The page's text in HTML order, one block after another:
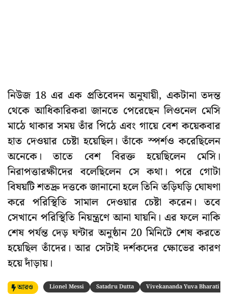
নিউজ 18 এর এক প্রতিবেদন অনুযায়ী, একটানা তদন্ত
থেকে আধিকারিকরা জানতে পেরেছেন লিওনেল মেসি
মাঠে থাকার সময় তাঁর পিঠে এবং গায়ে বেশ কয়েকবার
হাত দেওয়ার চেষ্টা হয়েছিল। তাঁকে স্পর্শও করেছিলেন
অনেকে। তাতে বেশ বিরক্ত হয়েছিলেন মেসি।
নিরাপত্তারক্ষীদের বলেছিলেন সে কথা। পরে গোটা
বিষয়টি শতদ্রু দত্তকে জানানো হলে তিনি তড়িঘড়ি ঘোষণা
করে পরিস্থিতি সামাল দেওয়ার চেষ্টা করেন। তবে
সেখানে পরিস্থিতি নিয়ন্ত্রণে আনা যায়নি। এর ফলে নাকি
শেষ পর্যন্ত দেড় ঘন্টার অনুষ্ঠান 20 মিনিটে শেষ করতে
হয়েছিল তাঁদের। আর সেটাই দর্শকদের ক্ষোভের কারণ
হয়ে দাঁড়ায়।
আরও Lionel Messi Satadru Dutta Vivekananda Yuva Bharati